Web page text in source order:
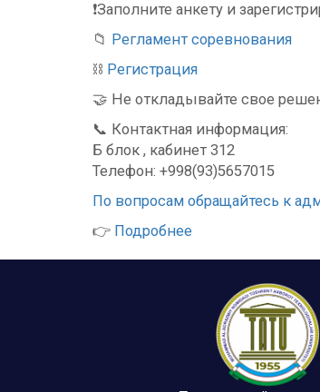
❗️Заполните анкету и
📁 Регламент соревнования
⛓ Регистрация
🤝 Не откладывайте свое
📞 Контактная информация:
Б блок , кабинет 312
Телефон: +998(93)5657015
По вопросам обращайтесь к
👉 Подробнее